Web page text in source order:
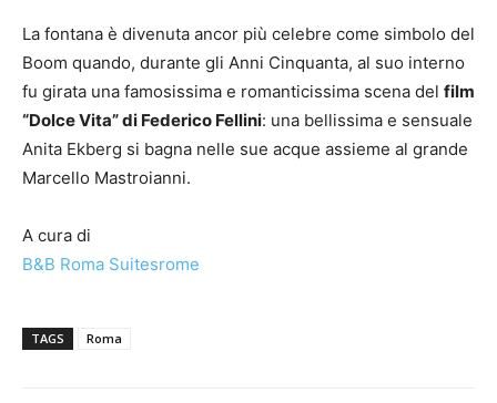
La fontana è divenuta ancor più celebre come simbolo del
Boom quando, durante gli Anni Cinquanta, al suo interno
fu girata una famosissima e romanticissima scena del film
“Dolce Vita” di Federico Fellini: una bellissima e sensuale
Anita Ekberg si bagna nelle sue acque assieme al grande
Marcello Mastroianni.
A cura di
B&B Roma Suitesrome
TAGS Roma